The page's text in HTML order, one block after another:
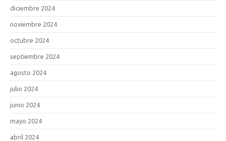
diciembre 2024
noviembre 2024
octubre 2024
septiembre 2024
agosto 2024
julio 2024
junio 2024
mayo 2024
abril 2024